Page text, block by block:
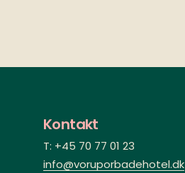
Kontakt
T: +45 70 77 01 23
info@voruporbadehotel.dk